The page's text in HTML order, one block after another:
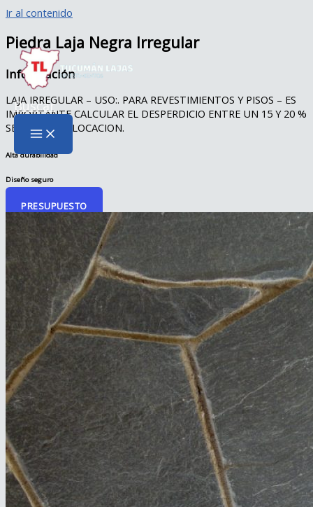
Ir al contenido
Buscar
Piedra Laja Negra Irregular
Información
LAJA IRREGULAR – USO:. PARA REVESTIMIENTOS Y PISOS – ES
IMPORTANTE CALCULAR EL DESPERDICIO ENTRE UN 15 Y 20 %
SEGUN SU COLOCACION.
Alta durabilidad
Diseño seguro
PRESUPUESTO